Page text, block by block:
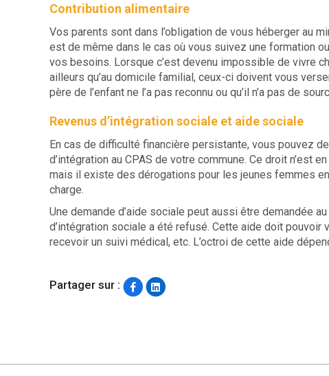
Contribution alimentaire
Vos parents sont dans l’obligation de vous héberger au
est de même dans le cas où vous suivez une formation
vos besoins. Lorsque c’est devenu impossible de vivre
ailleurs qu’au domicile familial, ceux-ci doivent vous
père de l’enfant ne l’a pas reconnu ou qu’il n’a pas de
Revenus d’intégration sociale et aide sociale
En cas de difficulté financière persistante, vous pouvez
d’intégration au CPAS de votre commune. Ce droit n’est
mais il existe des dérogations pour les jeunes femmes
charge.
Une demande d’aide sociale peut aussi être demandée
d’intégration sociale a été refusé. Cette aide doit pouvoir
recevoir un suivi médical, etc. L’octroi de cette aide
Partager sur :